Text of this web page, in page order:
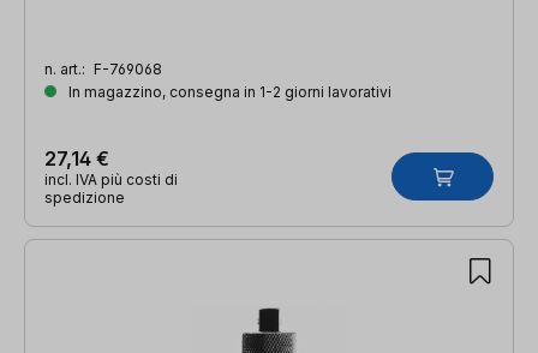
n. art.: F-769068
In magazzino, consegna in 1-2 giorni lavorativi
27,14 €
incl. IVA più costi di
spedizione